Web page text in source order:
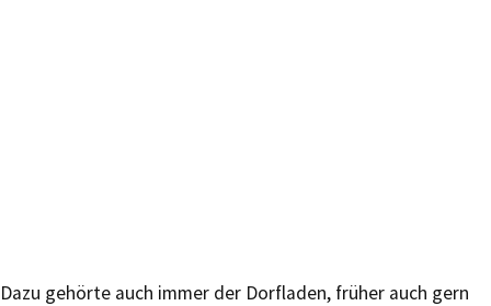
Dazu gehörte auch immer der Dorfladen, früher auch gern